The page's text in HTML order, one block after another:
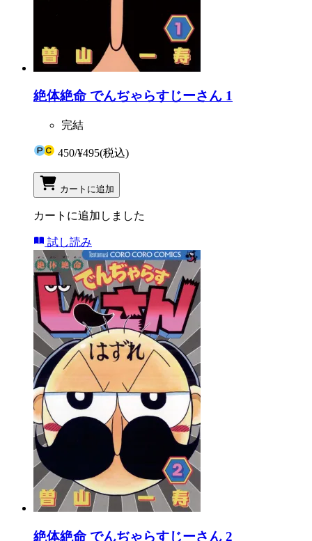
絶体絶命 でんぢゃらすじーさん 1
完結
450/¥495(税込)
カートに追加
カートに追加しました
試し読み
絶体絶命 でんぢゃらすじーさん 2